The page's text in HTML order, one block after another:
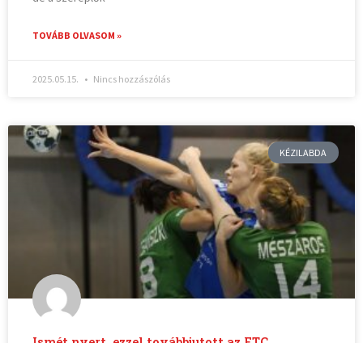
TOVÁBB OLVASOM »
2025.05.15. Nincs hozzászólás
KÉZILABDA